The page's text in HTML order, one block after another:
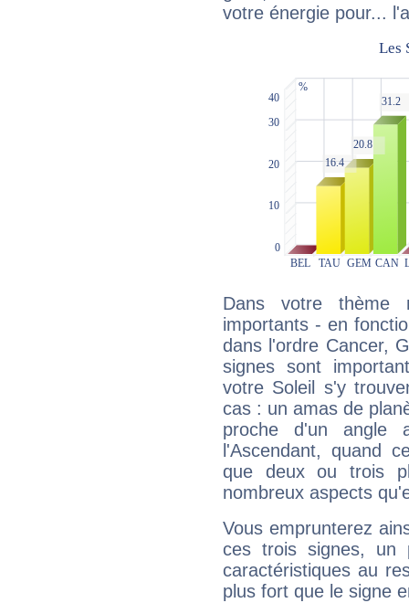
votre énergie pour...
Dans votre thème
importants - en
dans l'ordre Cancer,
signes sont
votre Soleil s'y
cas : un amas de
proche d'un
l'Ascendant, quand
que deux ou trois
nombreux aspects
Vous emprunterez
ces trois signes, un
caractéristiques au
plus fort que le signe